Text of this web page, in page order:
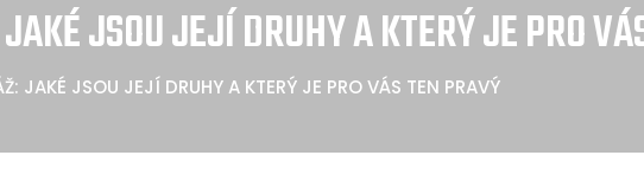
JSOU JEJÍ DRUHY A KTERÝ JE PRO
JAKÉ JSOU JEJÍ DRUHY A KTERÝ JE PRO VÁS TEN PRAVÝ